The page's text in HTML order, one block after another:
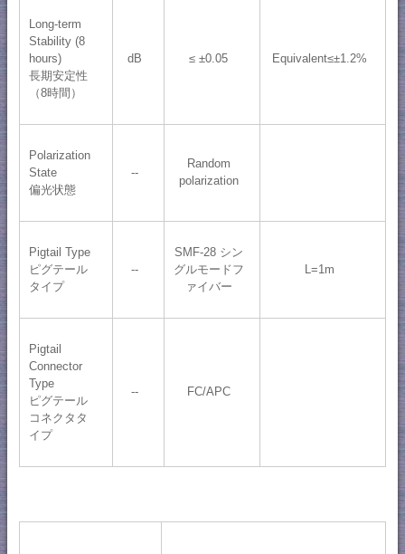
Long-term
Stability (8
hours)
長期安定性
（8時間）
dB ≤ ±0.05 Equivalent≤±1.2%
Polarization
State
偏光状態
--
Random
polarization
Pigtail Type
ピグテール
タイプ
--
SMF-28 シン
グルモードフ
ァイバー
L=1m
Pigtail
Connector
Type
ピグテール
コネクタタ
イプ
-- FC/APC